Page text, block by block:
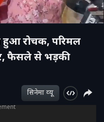
हुआ रोचक, परिमल
फैसले से भड़की
सिनेमा व्‍यू